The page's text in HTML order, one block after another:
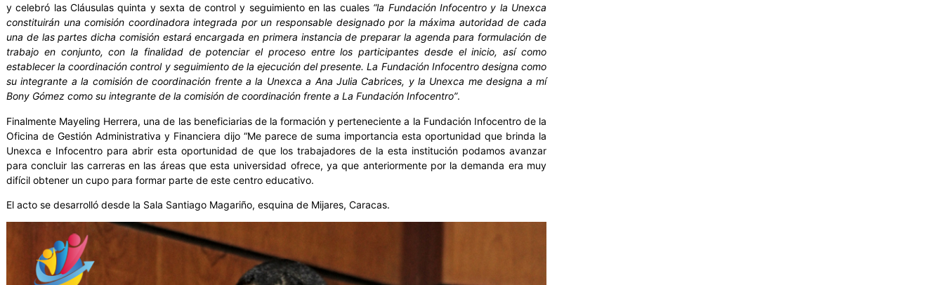
y celebró las Cláusulas quinta y sexta de control y seguimiento en las cuales “la Fundación Infocentro y la Unexca
constituirán una comisión coordinadora integrada por un responsable designado por la máxima autoridad de cada
una de las partes dicha comisión estará encargada en primera instancia de preparar la agenda para formulación de
trabajo en conjunto, con la finalidad de potenciar el proceso entre los participantes desde el inicio, así como
establecer la coordinación control y seguimiento de la ejecución del presente. La Fundación Infocentro designa como
su integrante a la comisión de coordinación frente a la Unexca a Ana Julia Cabrices, y la Unexca me designa a mí
Bony Gómez como su integrante de la comisión de coordinación frente a La Fundación Infocentro”.
Finalmente Mayeling Herrera, una de las beneficiarias de la formación y perteneciente a la Fundación Infocentro de la
Oficina de Gestión Administrativa y Financiera dijo “Me parece de suma importancia esta oportunidad que brinda la
Unexca e Infocentro para abrir esta oportunidad de que los trabajadores de la esta institución podamos avanzar
para concluir las carreras en las áreas que esta universidad ofrece, ya que anteriormente por la demanda era muy
difícil obtener un cupo para formar parte de este centro educativo.
El acto se desarrolló desde la Sala Santiago Magariño, esquina de Mijares, Caracas.